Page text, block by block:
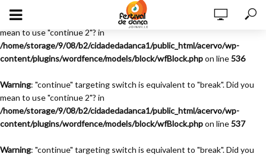
Warning
: "continue" targeting switch is equivalent to "break". Did you
mean to use "continue 2"? in
/home/storage/9/08/b2/cidadedadanca1/public_html/acervo/wp-
content/plugins/wordfence/models/block/wfBlock.phpon line536
Warning: "continue" targeting switch is equivalent to "break". Did you
mean to use "continue 2"? in
/home/storage/9/08/b2/cidadedadanca1/public_html/acervo/wp-
content/plugins/wordfence/models/block/wfBlock.phpon line537
Warning: "continue" targeting switch is equivalent to "break". Did you